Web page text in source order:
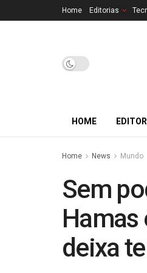
Home Editorias
HOME
Home News Mundo
Sem
Hamas
deixa